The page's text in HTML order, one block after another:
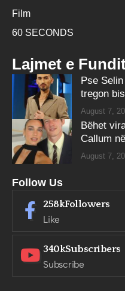
Film
60 SECONDS
Lajmet e
Pse
tregon
August 7,
Bëhet
Callum
August 7,
Follow Us
258kFollowers
Like
340kSubscribers
Subscribe